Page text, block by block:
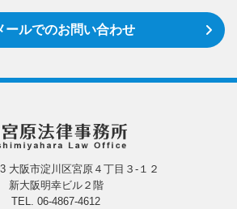
ールでのお問い合わせ
大阪市淀川区宮原４丁目３-１２
新大阪明幸ビル２階
TEL. 06-4867-4612